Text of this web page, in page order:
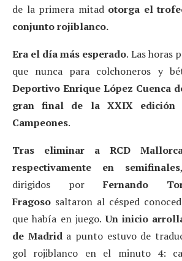
de la primera mitad otorga el
conjunto rojiblanco.
Era el día más esperado. Las horas
que nunca para colchoneros y
Deportivo Enrique López Cuenca
gran final de la XXIX edición
Campeones.
Tras eliminar a RCD
respectivamente en semifinales
dirigidos por Fernando
Fragoso saltaron al césped
que había en juego.Un inicio
de Madrida punto estuvo de
gol rojiblanco en el minuto 4: